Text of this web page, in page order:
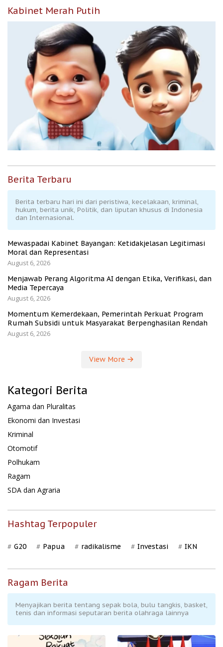
Kabinet Merah Putih
Berita Terbaru
Berita terbaru hari ini dari peristiwa, kecelakaan, kriminal,
hukum, berita unik, Politik, dan liputan khusus di Indonesia
dan Internasional.
Mewaspadai Kabinet Bayangan: Ketidakjelasan Legitimasi
Moral dan Representasi
August 6, 2026
Menjawab Perang Algoritma AI dengan Etika, Verifikasi, dan
Media Tepercaya
August 6, 2026
Momentum Kemerdekaan, Pemerintah Perkuat Program
Rumah Subsidi untuk Masyarakat Berpenghasilan Rendah
August 6, 2026
View More
Kategori Berita
Agama dan Pluralitas
Ekonomi dan Investasi
Kriminal
Otomotif
Polhukam
Ragam
SDA dan Agraria
Hashtag Terpopuler
G20 Papua radikalisme Investasi IKN
Ragam Berita
Menyajikan berita tentang sepak bola, bulu tangkis, basket,
tenis dan informasi seputaran berita olahraga lainnya